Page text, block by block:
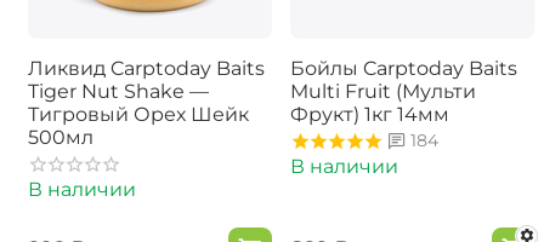
Ликвид Carptoday Baits
Tiger Nut Shake —
Тигровый Орех Шейк
500мл
В наличии
Бойлы Carptoday Baits
Multi Fruit (Мульти
Фрукт) 1кг 14мм
184
В наличии